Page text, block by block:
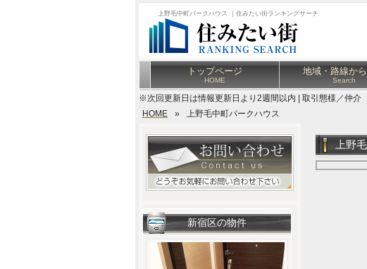
上野毛中町パークハウス ｜住みたい街ランキングサーチ
トップページ
HOME
地域・路線か
Search
※次回更新日は情報更新日より2週間以内 | 取引態様／仲介
HOME
» 上野毛中町パークハウス
上野
新宿区の物件